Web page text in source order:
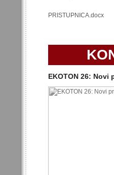
PRISTUPNICA.docx
EKOTON 26: